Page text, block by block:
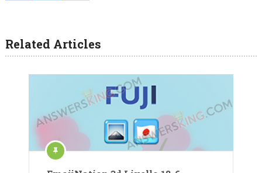
Related Articles